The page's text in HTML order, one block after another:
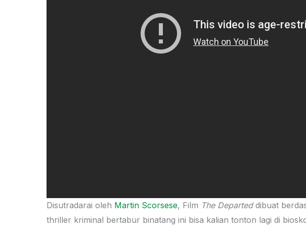
Disutradarai oleh Martin Scorsese, Film The Departeddibuat
thriller kriminal bertabur binatang ini bisa kalian tonton lagi di